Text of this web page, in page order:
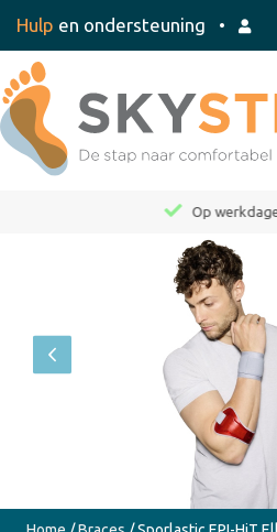
Hulp en ondersteuning •
Op werkdagen voor 15:00